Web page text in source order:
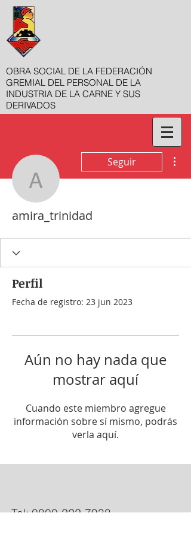
OBRA SOCIAL DE LA FEDERACIÓN
GREMIAL DEL PERSONAL DE LA
INDUSTRIA DE LA CARNE Y SUS
DERIVADOS
amira_trinidad
Seguir
amira_trinidad
Perfil
Fecha de registro: 23 jun 2023
Aún no hay nada que
mostrar aquí
Cuando este miembro agregue
información sobre sí mismo, podrás
verla aquí.
Tel:0800-222-7938